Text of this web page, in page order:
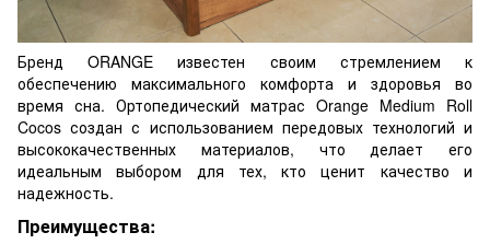
Бренд ORANGE известен своим стремлением к
обеспечению максимального комфорта и здоровья во
время сна. Ортопедический матрас Orange Medium Roll
Cocos создан с использованием передовых технологий и
высококачественных материалов, что делает его
идеальным выбором для тех, кто ценит качество и
надежность.
Преимущества: